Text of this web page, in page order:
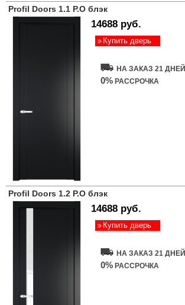
Profil Doors 1.1 P.O блэк
14688 руб.
Купить дверь
НА ЗАКАЗ 21 ДНЕЙ
0% РАССРОЧКА
Profil Doors 1.2 P.O блэк
14688 руб.
Купить дверь
НА ЗАКАЗ 21 ДНЕЙ
0% РАССРОЧКА